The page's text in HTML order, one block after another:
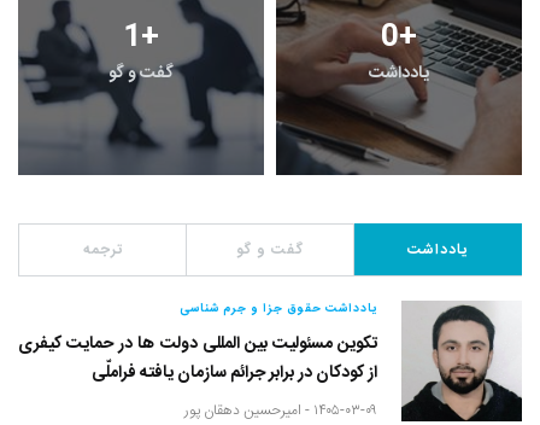
1+
گفت و گو
0+
یادداشت
یادداشت گفت و گو ترجمه
یادداشت حقوق جزا و جرم شناسی
تکوین مسئولیت بین المللی دولت ها در حمایت کیفری
از کودکان در برابر جرائم سازمان یافته فراملّی
۱۴۰۵-۰۳-۰۹ - امیرحسین دهقان پور